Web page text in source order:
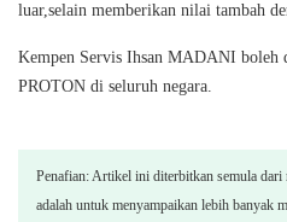
luar,selain memberikan nilai tambah
Kempen Servis Ihsan MADANI boleh
PROTON di seluruh negara.
Penafian: Artikel ini diterbitkan semula dari
adalah untuk menyampaikan lebih banyak